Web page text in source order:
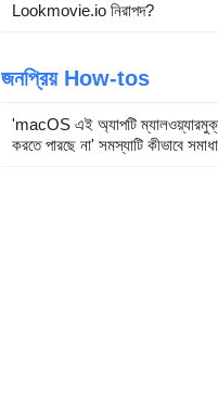
Lookmovie.io নিরাপদ?
জনপ্রিয় How-tos
'macOS এই অ্যাপটি
করতে পারছে না' সমস্যাটি কীভাবে